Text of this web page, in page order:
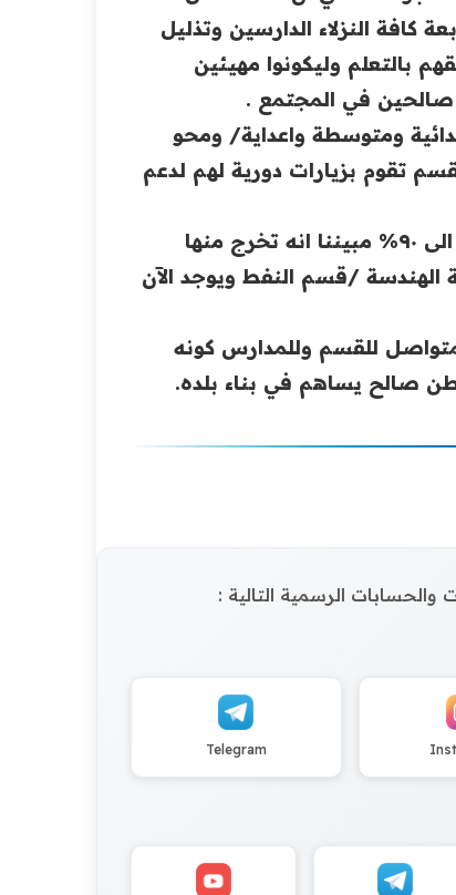
كافة النزلاء الدارسين ‏وتذليل
بالتعلم وليكونوا مهيئين
صالحين في المجتمع .‏
مراحل (ابتدائية ومتوسطة واعداية/ ومحو
تقوم بزيارات دورية لهم لدعم
واشار ان المدرسة حققت نسبة نجاح للمراحل المنتهية وصلت الى ٩٠% مبيننا انه تخرج منها
الهندسة /قسم النفط ويوجد الآن
للقسم وللمدارس كونه
صالح يساهم في بناء بلده.
والحسابات الرسمية التالية :
Telegram